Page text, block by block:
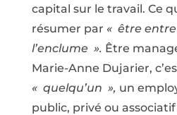
capital sur le travail. Ce
résumer par « être
l’enclume ». Être
Marie-Anne Dujarier,
« quelqu’un », un
public, privé ou